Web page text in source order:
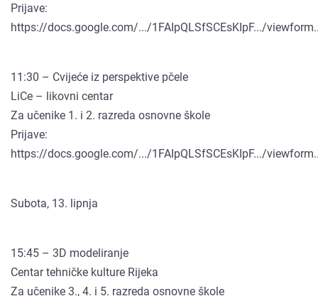
Prijave:
https://docs.google.com/.../1FAIpQLSfSCEsKIpF.../
11:30 – Cvijeće iz perspektive pčele
LiCe – likovni centar
Za učenike 1. i 2. razreda osnovne škole
Prijave:
https://docs.google.com/.../1FAIpQLSfSCEsKIpF.../
Subota, 13. lipnja
15:45 – 3D modeliranje
Centar tehničke kulture Rijeka
Za učenike 3., 4. i 5. razreda osnovne škole